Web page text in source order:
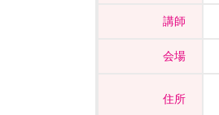
講師
会場
住所